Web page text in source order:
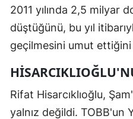
2011 yılında 2,5 milyar
düştüğünü, bu yıl
geçilmesini umut ettiğini
Rifat Hisarcıklıoğlu,
yalnız değildi. TOBB'un